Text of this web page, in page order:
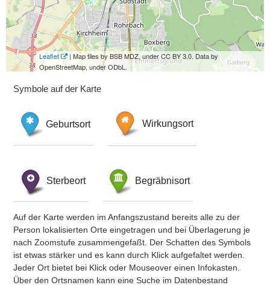
Leaflet
| Map tiles by BSB MDZ, under CC BY 3.0. Data by
OpenStreetMap, under ODbL.
Symbole auf der Karte
Geburtsort Wirkungsort
Sterbeort Begräbnisort
Auf der Karte werden im Anfangszustand bereits alle zu der
Person lokalisierten Orte eingetragen und bei Überlagerung je
nach Zoomstufe zusammengefaßt. Der Schatten des Symbols
ist etwas stärker und es kann durch Klick aufgefaltet werden.
Jeder Ort bietet bei Klick oder Mouseover einen Infokasten.
Über den Ortsnamen kann eine Suche im Datenbestand